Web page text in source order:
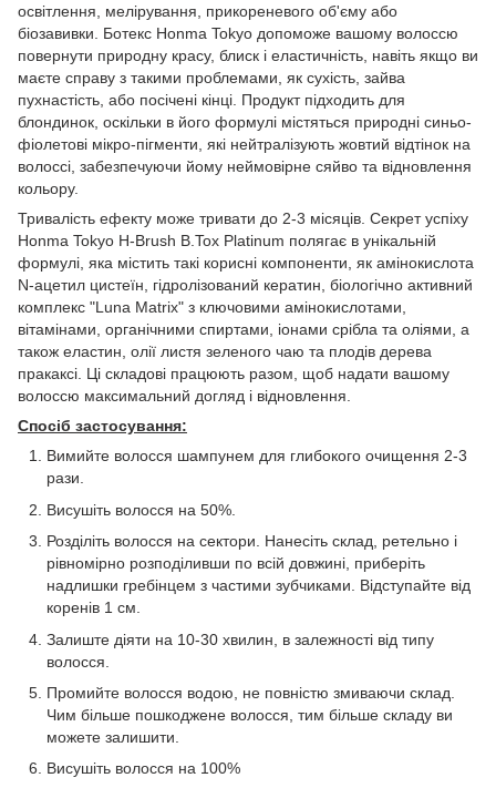
освітлення, мелірування, прикореневого об'єму або
біозавивки. Ботекс Honma Tokyo допоможе вашому волоссю
повернути природну красу, блиск і еластичність, навіть якщо ви
маєте справу з такими проблемами, як сухість, зайва
пухнастість, або посічені кінці. Продукт підходить для
блондинок, оскільки в його формулі містяться природні синьо-
фіолетові мікро-пігменти, які нейтралізують жовтий відтінок на
волоссі, забезпечуючи йому неймовірне сяйво та відновлення
кольору.
Тривалість ефекту може тривати до 2-3 місяців. Секрет успіху
Honma Tokyo H-Brush B.Tox Platinum полягає в унікальній
формулі, яка містить такі корисні компоненти, як амінокислота
N-ацетил цистеїн, гідролізований кератин, біологічно активний
комплекс "Luna Matrix" з ключовими амінокислотами,
вітамінами, органічними спиртами, іонами срібла та оліями, а
також еластин, олії листя зеленого чаю та плодів дерева
пракаксі. Ці складові працюють разом, щоб надати вашому
волоссю максимальний догляд і відновлення.
Спосіб застосування:
Вимийте волосся шампунем для глибокого очищення 2-3
рази.
Висушіть волосся на 50%.
Розділіть волосся на сектори. Нанесіть склад, ретельно і
рівномірно розподіливши по всій довжині, приберіть
надлишки гребінцем з частими зубчиками. Відступайте від
коренів 1 см.
Залиште діяти на 10-30 хвилин, в залежності від типу
волосся.
Промийте волосся водою, не повністю змиваючи склад.
Чим більше пошкоджене волосся, тим більше складу ви
можете залишити.
Висушіть волосся на 100%